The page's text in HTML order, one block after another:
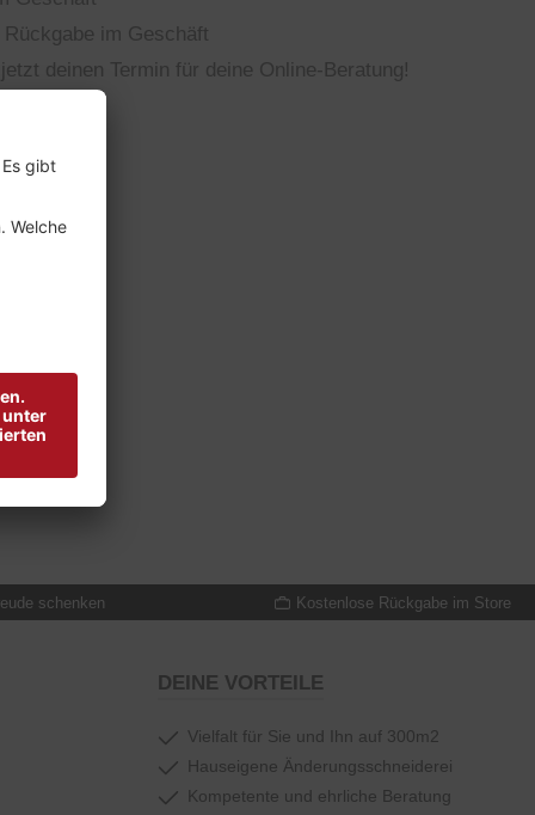
Rückgabe im Geschäft
deinen Termin für deine Online-Beratung!
schenken Kostenlose Rückgabe im Store
DEINE VORTEILE
Vielfalt für Sie und Ihn auf 300m2
Hauseigene Änderungsschneiderei
Kompetente und ehrliche Beratung